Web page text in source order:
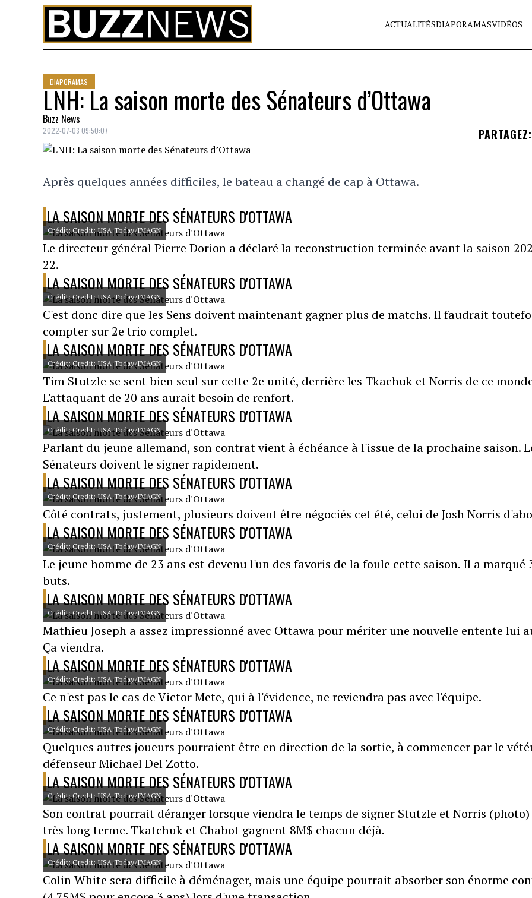
Skip to content
ACTUALITÉSDIAPORAMASVIDÉOS
DIAPORAMAS
LNH: La saison morte des Sénateurs d’Ottawa
Buzz News
2022-07-03 09:50:07 PARTAGEZ:
Après quelques années difficiles, le bateau a changé de cap à Ottawa.
LA SAISON MORTE DES SÉNATEURS D'OTTAWA
Crédit: Credit: USA Today/IMAGN
Le directeur général Pierre Dorion a déclaré la reconstruction terminée avant la saison
22.
LA SAISON MORTE DES SÉNATEURS D'OTTAWA
Crédit: Credit: USA Today/IMAGN
C'est donc dire que les Sens doivent maintenant gagner plus de matchs. Il faudrait
compter sur 2e trio complet.
LA SAISON MORTE DES SÉNATEURS D'OTTAWA
Crédit: Credit: USA Today/IMAGN
Tim Stutzle se sent bien seul sur cette 2e unité, derrière les Tkachuk et Norris de ce
L'attaquant de 20 ans aurait besoin de renfort.
LA SAISON MORTE DES SÉNATEURS D'OTTAWA
Crédit: Credit: USA Today/IMAGN
Parlant du jeune allemand, son contrat vient à échéance à l'issue de la prochaine saison.
Sénateurs doivent le signer rapidement.
LA SAISON MORTE DES SÉNATEURS D'OTTAWA
Crédit: Credit: USA Today/IMAGN
Côté contrats, justement, plusieurs doivent être négociés cet été, celui de Josh Norris
LA SAISON MORTE DES SÉNATEURS D'OTTAWA
Crédit: Credit: USA Today/IMAGN
Le jeune homme de 23 ans est devenu l'un des favoris de la foule cette saison. Il a marqué
buts.
LA SAISON MORTE DES SÉNATEURS D'OTTAWA
Crédit: Credit: USA Today/IMAGN
Mathieu Joseph a assez impressionné avec Ottawa pour mériter une nouvelle entente lui
Ça viendra.
LA SAISON MORTE DES SÉNATEURS D'OTTAWA
Crédit: Credit: USA Today/IMAGN
Ce n'est pas le cas de Victor Mete, qui à l'évidence, ne reviendra pas avec l'équipe.
LA SAISON MORTE DES SÉNATEURS D'OTTAWA
Crédit: Credit: USA Today/IMAGN
Quelques autres joueurs pourraient être en direction de la sortie, à commencer par le
défenseur Michael Del Zotto.
LA SAISON MORTE DES SÉNATEURS D'OTTAWA
Crédit: Credit: USA Today/IMAGN
Son contrat pourrait déranger lorsque viendra le temps de signer Stutzle et Norris (photo)
très long terme. Tkatchuk et Chabot gagnent 8M$ chacun déjà.
LA SAISON MORTE DES SÉNATEURS D'OTTAWA
Crédit: Credit: USA Today/IMAGN
Colin White sera difficile à déménager, mais une équipe pourrait absorber son énorme